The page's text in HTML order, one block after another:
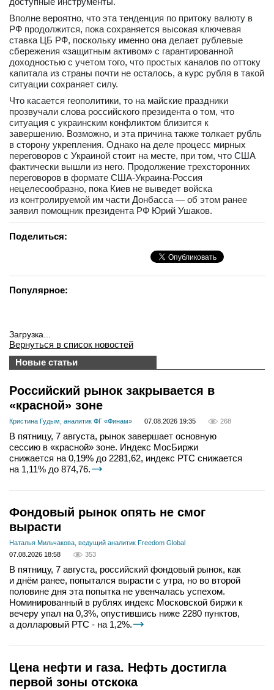
Вполне вероятно, что эта тенденция по притоку валюту в
РФ продолжится, пока сохраняется высокая ключевая
ставка ЦБ РФ, поскольку именно она делает рублевые
сбережения «защитным активом» с гарантированной
доходностью с учетом того, что простых каналов по оттоку
капитала из страны почти не осталось, а курс рубля в такой
ситуации сохраняет силу.
Что касается геополитики, то на майские праздники
прозвучали слова российского президента о том, что
ситуация с украинским конфликтом близится к
завершению. Возможно, и эта причина также толкает рубль
в сторону укрепления. Однако на деле процесс мирных
переговоров с Украиной стоит на месте, при том, что США
фактически вышли из него. Продолжение трехсторонних
переговоров в формате США-Украина-Россия
нецелесообразно, пока Киев не выведет войска
из контролируемой им части Донбасса — об этом ранее
заявил помощник президента РФ Юрий Ушаков.
Поделиться:
Популярное:
Загрузка...
Вернуться в список новостей
Новые статьи
Российский рынок закрывается в
«красной» зоне
Кристина Гудым, аналитик ФГ «Финам» 07.08.2026 19:35 268
В пятницу, 7 августа, рынок завершает основную
сессию в «красной» зоне. Индекс МосБиржи
снижается на 0,19% до 2281,62, индекс РТС снижается
на 1,11% до 874,76.
Фондовый рынок опять не смог
вырасти
Наталья Мильчакова, ведущий аналитик Freedom Global
07.08.2026 18:58
353
В пятницу, 7 августа, российский фондовый рынок, как
и днём ранее, попытался вырасти с утра, но во второй
половине дня эта попытка не увенчалась успехом.
Номинированный в рублях индекс Московской биржи к
вечеру упал на 0,3%, опустившись ниже 2280 пунктов,
а долларовый РТС - на 1,2%.
Цена нефти и газа. Нефть достигла
первой зоны отскока